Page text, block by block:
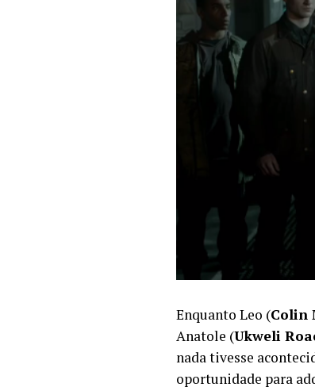
Enquanto Leo (Colin
Anatole (Ukweli
nada tivesse
oportunidade para